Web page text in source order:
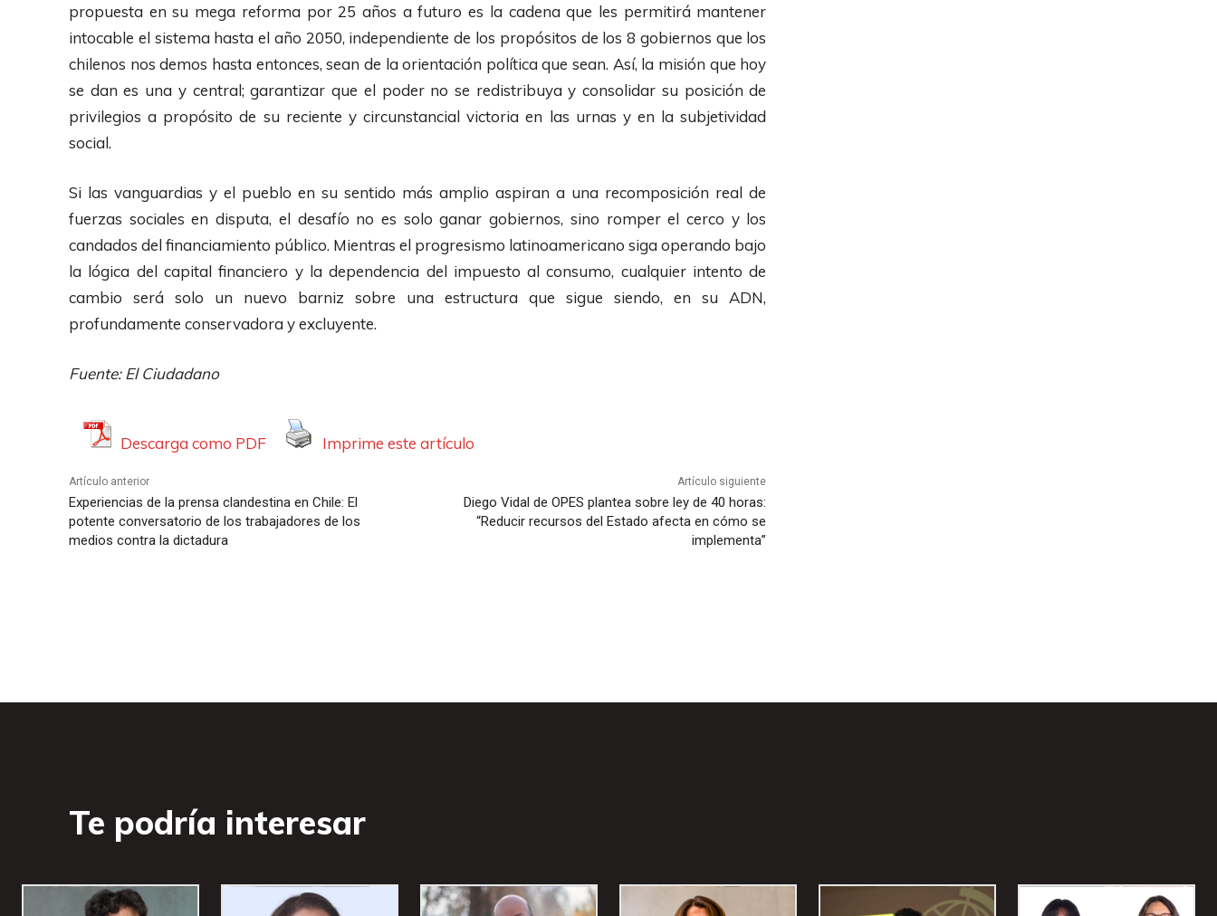
propuesta en su mega reforma por 25 años a futuro es la cadena que les permitirá mantener
intocable el sistema hasta el año 2050, independiente de los propósitos de los 8 gobiernos que los
chilenos nos demos hasta entonces, sean de la orientación política que sean. Así, la misión que hoy
se dan es una y central; garantizar que el poder no se redistribuya y consolidar su posición de
privilegios a propósito de su reciente y circunstancial victoria en las urnas y en la subjetividad
social.
Si las vanguardias y el pueblo en su sentido más amplio aspiran a una recomposición real de
fuerzas sociales en disputa, el desafío no es solo ganar gobiernos, sino romper el cerco y los
candados del financiamiento público. Mientras el progresismo latinoamericano siga operando bajo
la lógica del capital financiero y la dependencia del impuesto al consumo, cualquier intento de
cambio será solo un nuevo barniz sobre una estructura que sigue siendo, en su ADN,
profundamente conservadora y excluyente.
Fuente: El Ciudadano
Descarga como PDF Imprime este artículo
Artículo anterior
Experiencias de la prensa clandestina en Chile: El
potente conversatorio de los trabajadores de los
medios contra la dictadura
Artículo siguiente
Diego Vidal de OPES plantea sobre ley de 40 horas:
“Reducir recursos del Estado afecta en cómo se
implementa”
Te podría interesar